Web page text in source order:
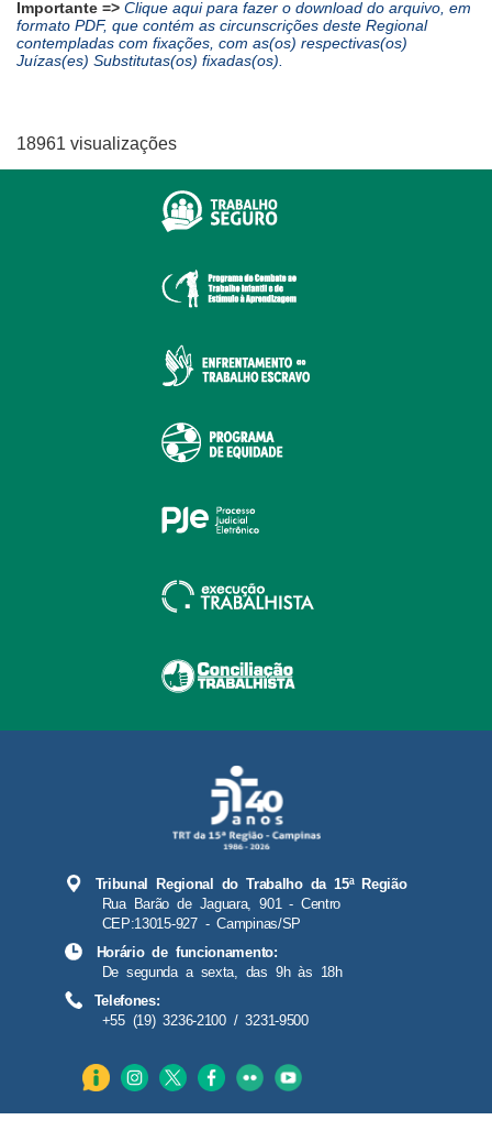
Importante => Clique aqui para fazer o download do arquivo, em
formato PDF, que contém as circunscrições deste Regional
contempladas com fixações, com as(os) respectivas(os)
Juízas(es) Substitutas(os) fixadas(os).
18961 visualizações
Tribunal Regional do Trabalho da 15ª Região
Rua Barão de Jaguara, 901 - Centro
CEP:13015-927 - Campinas/SP
Horário de funcionamento:
De segunda a sexta, das 9h às 18h
Telefones:
+55 (19) 3236-2100 / 3231-9500